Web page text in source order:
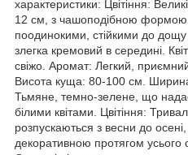
характеристики: Цвітіння:
12 см, з чашоподібною формою.
поодинокими, стійкими до дощу
злегка кремовий в середині.
свіжо. Аромат: Легкий,
Висота куща: 80-100 см.
Тьмяне, темно-зелене, що
білими квітами. Цвітіння:
розпускаються з весни до
декоративною протягом усього